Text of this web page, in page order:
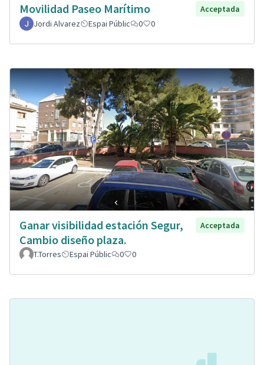
Movilidad Paseo Marítimo
Acceptada
Jordi Alvarez
Espai Públic 0 0
Ganar visibilidad estación Segur,
Cambio diseño plaza.
Acceptada
T.Torres Espai Públic 0 0